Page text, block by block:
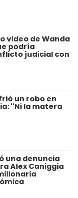
video de Wanda
podría
judicial con
un robo en
"Ni la matera
una denuncia
Alex Caniggia